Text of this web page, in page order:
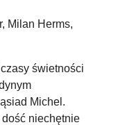
Milan Herms,
świetności
Michel.
niechętnie